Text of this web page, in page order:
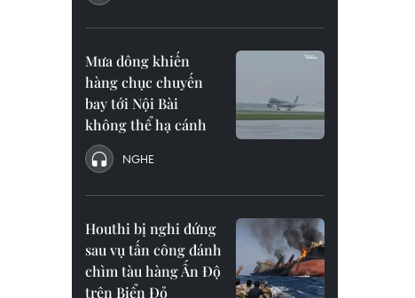
Mưa dông khiến
hàng chục chuyến
bay tới Nội Bài
không thể hạ cánh
NGHE
Houthi bị nghi đứng
sau vụ tấn công đánh
chìm tàu hàng Ấn Độ
trên Biển Đỏ